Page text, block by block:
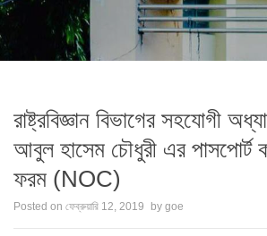
রাষ্ট্রবিজ্ঞান বিভাগের সহযোগী
আবুল হাসেম চৌধুরী এর পাসপোর্ট
ফরম (NOC)
Posted on ফেব্রুয়ারি 12, 2019 by goe